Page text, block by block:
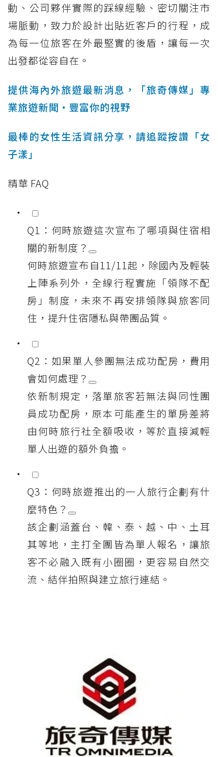
動、公司夥伴實際的踩線經驗、密切關注市
場脈動，致力於設計出貼近客戶的行程，成
為每一位旅客在外最堅實的後盾，讓每一次
出發都從容自在。
提供海內外旅遊最新消息，「旅奇傳媒」專
業旅遊新聞‧豐富你的視野
最棒的女性生活資訊分享，請追蹤按讚「女
子漾」
精華 FAQ
Q1：何時旅遊這次宣布了哪項與住宿相
關的新制度？
何時旅遊宣布自11/11起，除國內及輕裝
上陣系列外，全線行程實施「領隊不配
房」制度，未來不再安排領隊與旅客同
住，提升住宿隱私與帶團品質。
Q2：如果單人參團無法成功配房，費用
會如何處理？
依新制規定，落單旅客若無法與同性團
員成功配房，原本可能產生的單房差將
由何時旅行社全額吸收，等於直接減輕
單人出遊的額外負擔。
Q3：何時旅遊推出的一人旅行企劃有什
麼特色？
該企劃涵蓋台、韓、泰、越、中、土耳
其等地，主打全團皆為單人報名，讓旅
客不必融入既有小圈圈，更容易自然交
流、結伴拍照與建立旅行連結。